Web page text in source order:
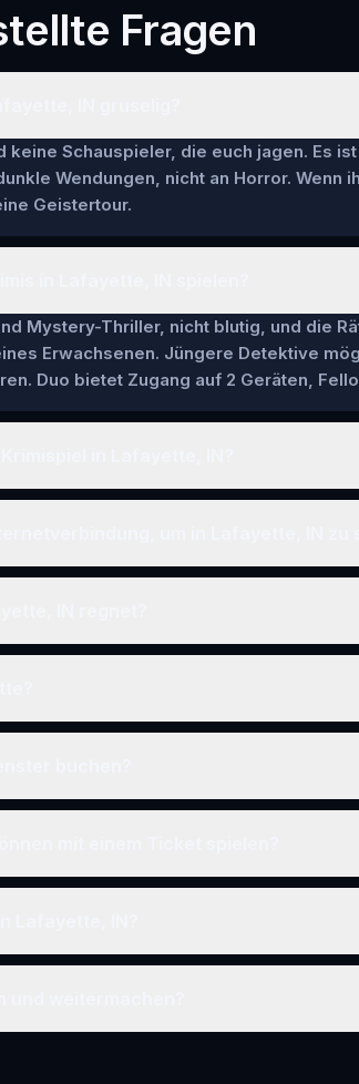
Fragen
keine Schauspieler, die euch jagen. Es
Wendungen, nicht an Horror. Wenn
Geistertour.
Mystery-Thriller, nicht blutig, und die
Erwachsenen. Jüngere Detektive
Duo bietet Zugang auf 2 Geräten,